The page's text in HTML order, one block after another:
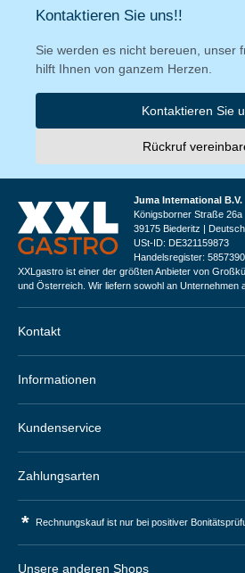
Kontaktieren Sie uns!!
Sie werden es nicht bereuen, unser
hilft Ihnen von ganzem Herzen.
Kontaktieren Sie
Rückruf
Juma International B.V.
Königsborner Straße 26a
39175 Biederitz |
USt-ID: DE321159873
Handelsregister:
XXLgastro ist einer der größten Anbieter von
und Österreich. Wir liefern sowohl an Unternehmen
Kontakt
Informationen
Kundenservice
Zahlungsarten
* Rechnungskauf ist nur bei positiver
Unsere anderen Shops